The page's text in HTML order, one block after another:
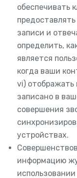
обеспечивать
записи и
определить,
является
когда ваши
vi) отображать
записано в
совершения
устройствах.
информацию